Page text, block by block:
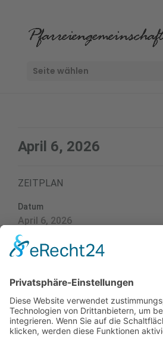
Seite wählen
April 6, 2026
ZEITPLAN
Datum
April 6, 2026
Zeit
10:00
Kinderkirche